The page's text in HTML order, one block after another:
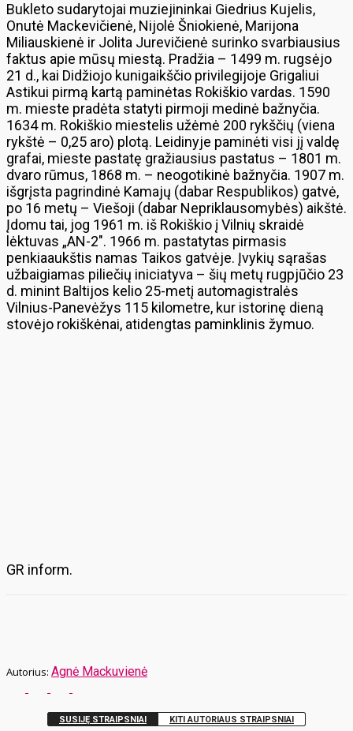
Bukleto sudarytojai muziejininkai Giedrius Kujelis,
Onutė Mackevičienė, Nijolė Šniokienė, Marijona
Miliauskienė ir Jolita Jurevičienė surinko svarbiausius
faktus apie mūsų miestą. Pradžia – 1499 m. rugsėjo
21 d., kai Didžiojo kunigaikščio privilegijoje Grigaliui
Astikui pirmą kartą paminėtas Rokiškio vardas. 1590
m. mieste pradėta statyti pirmoji medinė bažnyčia.
1634 m. Rokiškio miestelis užėmė 200 rykščių (viena
rykštė – 0,25 aro) plotą. Leidinyje paminėti visi jį valdę
grafai, mieste pastatę gražiausius pastatus – 1801 m.
dvaro rūmus, 1868 m. – neogotikinė bažnyčia. 1907 m.
išgrįsta pagrindinė Kamajų (dabar Respublikos) gatvė,
po 16 metų – Viešoji (dabar Nepriklausomybės) aikštė.
Įdomu tai, jog 1961 m. iš Rokiškio į Vilnių skraidė
lėktuvas „AN-2″. 1966 m. pastatytas pirmasis
penkiaaukštis namas Taikos gatvėje. Įvykių sąrašas
užbaigiamas piliečių iniciatyva – šių metų rugpjūčio 23
d. minint Baltijos kelio 25-metį automagistralės
Vilnius-Panevėžys 115 kilometre, kur istorinę dieną
stovėjo rokiškėnai, atidengtas paminklinis žymuo.
GR inform.
Agnė Mackuvienė
SUSIJĘ STRAIPSNIAI KITI AUTORIAUS STRAIPSNIAI